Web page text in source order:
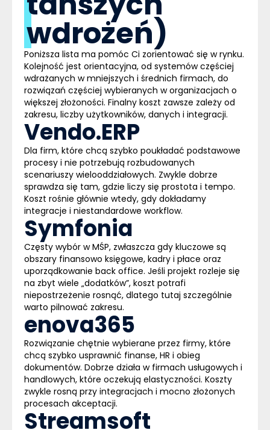
wdrożeń)
Poniższa lista ma pomóc Ci zorientować się w rynku.
Kolejność jest orientacyjna, od systemów częściej
wdrażanych w mniejszych i średnich firmach, do
rozwiązań częściej wybieranych w organizacjach o
większej złożoności. Finalny koszt zawsze zależy od
zakresu, liczby użytkowników, danych i integracji.
Vendo.ERP
Dla firm, które chcą szybko poukładać podstawowe
procesy i nie potrzebują rozbudowanych
scenariuszy wielooddziałowych. Zwykle dobrze
sprawdza się tam, gdzie liczy się prostota i tempo.
Koszt rośnie głównie wtedy, gdy dokładamy
integracje i niestandardowe workflow.
Symfonia
Częsty wybór w MŚP, zwłaszcza gdy kluczowe są
obszary finansowo księgowe, kadry i płace oraz
uporządkowanie back office. Jeśli projekt rozleje się
na zbyt wiele „dodatków”, koszt potrafi
niepostrzeżenie rosnąć, dlatego tutaj szczególnie
warto pilnować zakresu.
enova365
Rozwiązanie chętnie wybierane przez firmy, które
chcą szybko usprawnić finanse, HR i obieg
dokumentów. Dobrze działa w firmach usługowych i
handlowych, które oczekują elastyczności. Koszty
zwykle rosną przy integracjach i mocno złożonych
procesach akceptacji.
Streamsoft